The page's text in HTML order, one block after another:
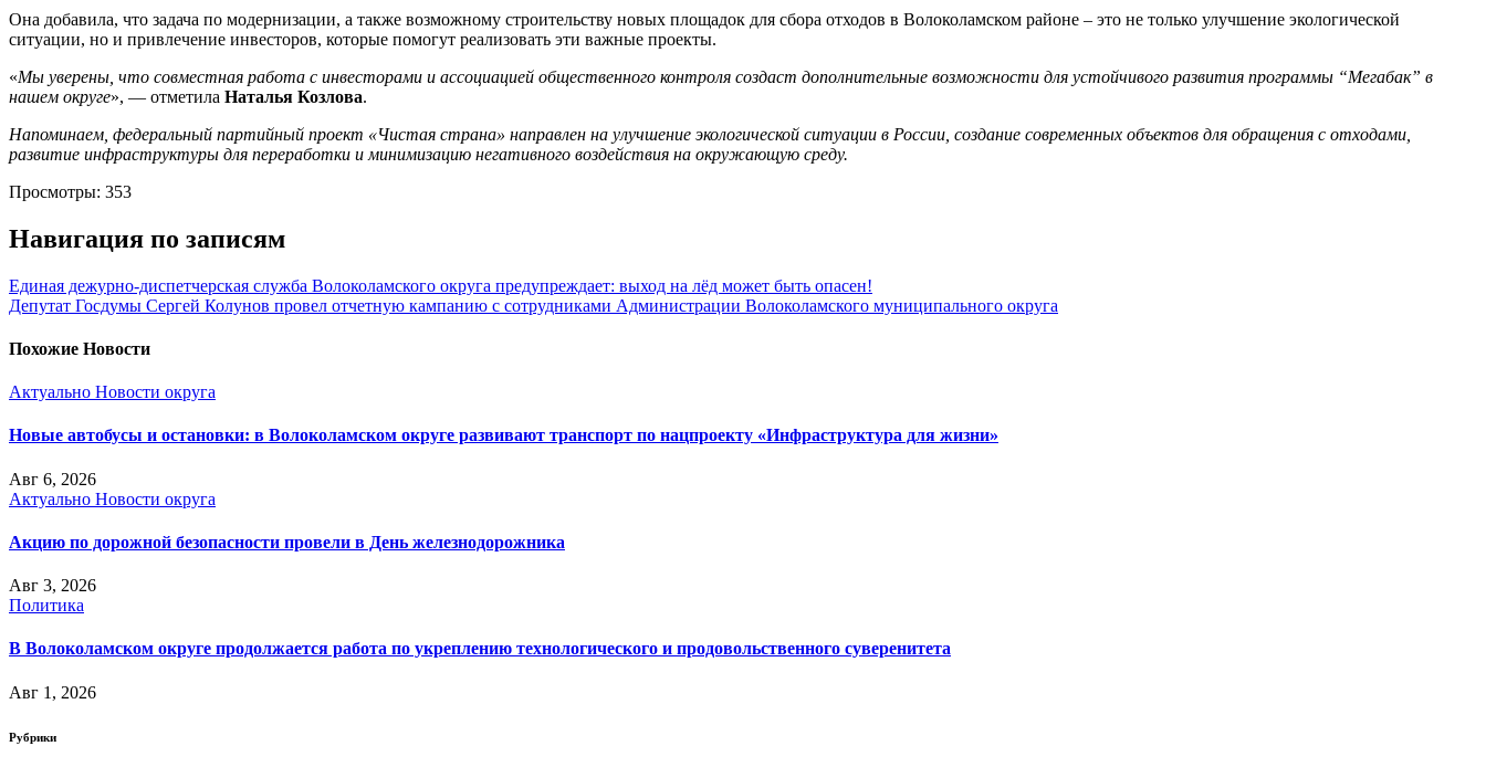
Она добавила, что задача по модернизации, а также возможному строительству новых площадок для сбора отходов в Волоколамском районе – это не только улучшение экологической
ситуации, но и привлечение инвесторов, которые помогут реализовать эти важные проекты.
«Мы уверены, что совместная работа с инвесторами и ассоциацией общественного контроля создаст дополнительные возможности для устойчивого развития программы “Мегабак” в
нашем округе», — отметила Наталья Козлова.
Напоминаем, федеральный партийный проект «Чистая страна» направлен на улучшение экологической ситуации в России, создание современных объектов для обращения с отходами,
развитие инфраструктуры для переработки и минимизацию негативного воздействия на окружающую среду.
Просмотры: 353
Навигация по записям
Единая дежурно-диспетчерская служба Волоколамского округа предупреждает: выход на лёд может быть опасен!
Депутат Госдумы Сергей Колунов провел отчетную кампанию с сотрудниками Администрации Волоколамского муниципального округа
Похожие Новости
Актуально Новости округа
Новые автобусы и остановки: в Волоколамском округе развивают транспорт по нацпроекту «Инфраструктура для жизни»
Авг 6, 2026
Актуально Новости округа
Акцию по дорожной безопасности провели в День железнодорожника
Авг 3, 2026
Политика
В Волоколамском округе продолжается работа по укреплению технологического и продовольственного суверенитета
Авг 1, 2026
Рубрики